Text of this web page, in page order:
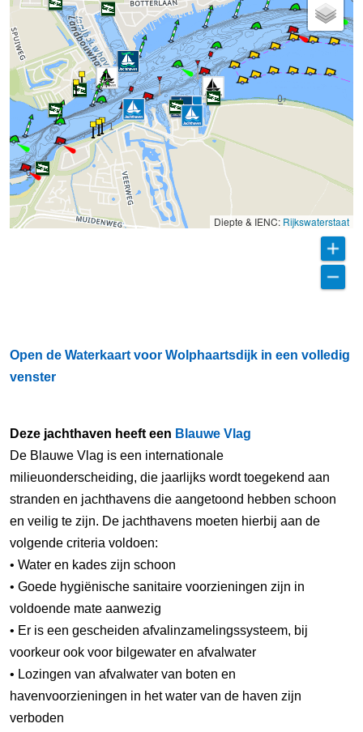
Diepte & IENC: Rijkswaterstaat
Open de Waterkaart voor Wolphaartsdijk in een volledig
venster
Deze jachthaven heeft een Blauwe Vlag
De Blauwe Vlag is een internationale
milieuonderscheiding, die jaarlijks wordt toegekend aan
stranden en jachthavens die aangetoond hebben schoon
en veilig te zijn. De jachthavens moeten hierbij aan de
volgende criteria voldoen:
• Water en kades zijn schoon
• Goede hygiënische sanitaire voorzieningen zijn in
voldoende mate aanwezig
• Er is een gescheiden afvalinzamelingssysteem, bij
voorkeur ook voor bilgewater en afvalwater
• Lozingen van afvalwater van boten en
havenvoorzieningen in het water van de haven zijn
verboden